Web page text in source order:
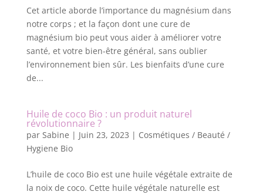
Cet article aborde l’importance du magnésium dans
notre corps ; et la façon dont une cure de
magnésium bio peut vous aider à améliorer votre
santé, et votre bien-être général, sans oublier
l’environnement bien sûr. Les bienfaits d’une cure
de...
Huile de coco Bio : un produit naturel
révolutionnaire ?
par Sabine | Juin 23, 2023 | Cosmétiques / Beauté /
Hygiene Bio
L’huile de coco Bio est une huile végétale extraite de
la noix de coco. Cette huile végétale naturelle est